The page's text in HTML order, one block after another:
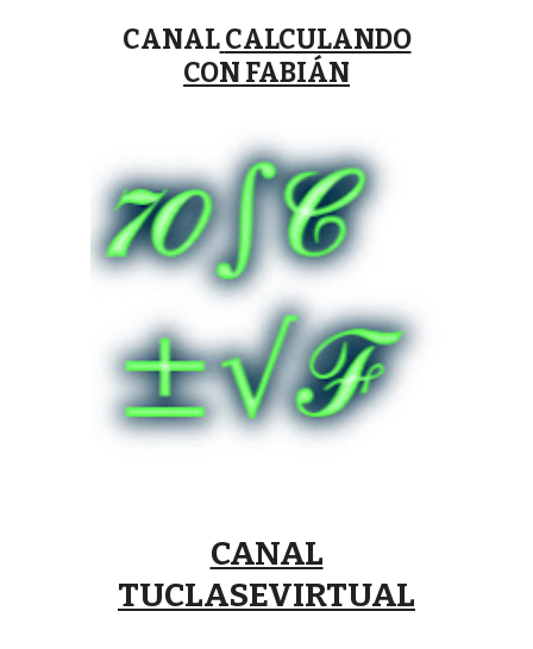
CANAL CALCULANDO
CON FABIÁN
CANAL
TUCLASEVIRTUAL